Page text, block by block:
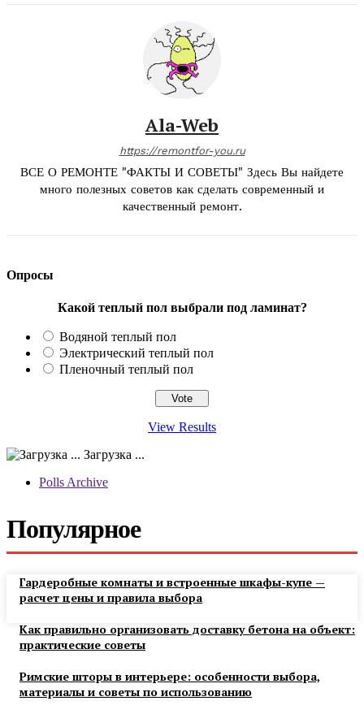
Ala-Web
https://remontfor-you.ru
ВСЕ О РЕМОНТЕ "ФАКТЫ И СОВЕТЫ" Здесь Вы найдете
много полезных советов как сделать современный и
качественный ремонт.
Опросы
Какой теплый пол выбрали под ламинат?
Водяной теплый пол
Электрический теплый пол
Пленочный теплый пол
View Results
Загрузка ...
Polls Archive
Популярное
Гардеробные комнаты и встроенные шкафы-купе —
расчет цены и правила выбора
Как правильно организовать доставку бетона на объект:
практические советы
Римские шторы в интерьере: особенности выбора,
материалы и советы по использованию